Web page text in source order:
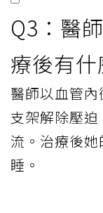
Q3：醫
療後有什
醫師以血管
支架解除壓
流。治療後
睡。